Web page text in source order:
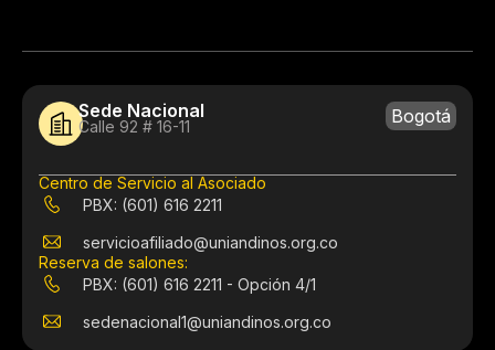
Sede Nacional
Calle 92 # 16-11 Bogotá
Centro de Servicio al Asociado
PBX: (601) 616 2211
servicioafiliado@uniandinos.org.co
Reserva de salones:
PBX: (601) 616 2211 - Opción 4/1
sedenacional1@uniandinos.org.co